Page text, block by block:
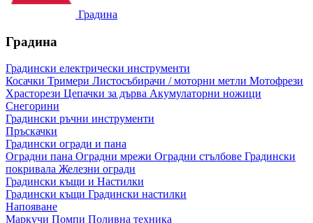
Градина
Градина
Градински електрически инструменти
Косачки Тримери Листосъбирачи / моторни метли Мотофрези
Храсторези Цепачки за дърва Акумулаторни ножици
Снегорини
Градински ръчни инструменти
Пръскачки
Градински огради и пана
Оградни пана Оградни мрежи Оградни стълбове Градински
покривала Железни огради
Градински къщи и Настилки
Градински къщи Градински настилки
Напояване
Маркучи Помпи Поливна техника